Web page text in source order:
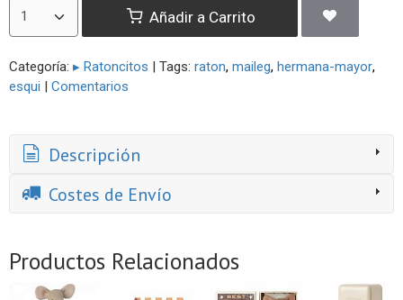
Añadir a Carrito
Categoría: ▸ Ratoncitos | Tags: raton maileg hermana-mayor
esqui | Comentarios
Descripción
Costes de Envío
Productos Relacionados